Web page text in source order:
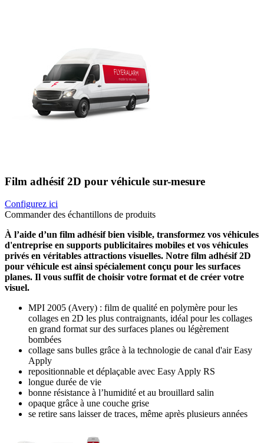
Film adhésif 2D pour véhicule sur-mesure
Configurez ici
Commander des échantillons de produits
À l’aide d’un film adhésif bien visible, transformez vos véhicules
d'entreprise en supports publicitaires mobiles et vos véhicules
privés en véritables attractions visuelles. Notre film adhésif 2D
pour véhicule est ainsi spécialement conçu pour les surfaces
planes. Il vous suffit de choisir votre format et de créer votre
visuel.
MPI 2005 (Avery) : film de qualité en polymère pour les
collages en 2D les plus contraignants, idéal pour les collages
en grand format sur des surfaces planes ou légèrement
bombées
collage sans bulles grâce à la technologie de canal d'air Easy
Apply
repositionnable et déplaçable avec Easy Apply RS
longue durée de vie
bonne résistance à l’humidité et au brouillard salin
opaque grâce à une couche grise
se retire sans laisser de traces, même après plusieurs années